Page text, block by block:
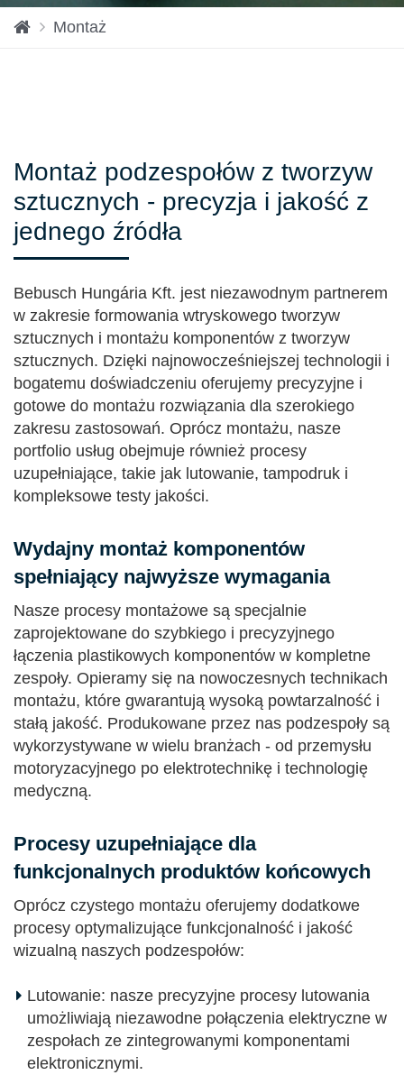
St
w
a
Montaż
Montaż podzespołów z tworzyw
sztucznych - precyzja i jakość z
jednego źródła
Bebusch Hungária Kft. jest niezawodnym partnerem
w zakresie formowania wtryskowego tworzyw
sztucznych i montażu komponentów z tworzyw
sztucznych. Dzięki najnowocześniejszej technologii i
bogatemu doświadczeniu oferujemy precyzyjne i
gotowe do montażu rozwiązania dla szerokiego
zakresu zastosowań. Oprócz montażu, nasze
portfolio usług obejmuje również procesy
uzupełniające, takie jak lutowanie, tampodruk i
kompleksowe testy jakości.
Wydajny montaż komponentów
spełniający najwyższe wymagania
Nasze procesy montażowe są specjalnie
zaprojektowane do szybkiego i precyzyjnego
łączenia plastikowych komponentów w kompletne
zespoły. Opieramy się na nowoczesnych technikach
montażu, które gwarantują wysoką powtarzalność i
stałą jakość. Produkowane przez nas podzespoły są
wykorzystywane w wielu branżach - od przemysłu
motoryzacyjnego po elektrotechnikę i technologię
medyczną.
Procesy uzupełniające dla
funkcjonalnych produktów końcowych
Oprócz czystego montażu oferujemy dodatkowe
procesy optymalizujące funkcjonalność i jakość
wizualną naszych podzespołów:
Lutowanie: nasze precyzyjne procesy lutowania
umożliwiają niezawodne połączenia elektryczne w
zespołach ze zintegrowanymi komponentami
elektronicznymi.